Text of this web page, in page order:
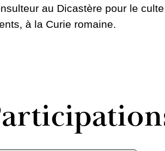
au Dicastère pour le
à la Curie romaine.